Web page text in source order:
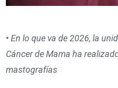
•⁠ ⁠En lo que va de 2026, la
Cáncer de Mama ha
mastografías